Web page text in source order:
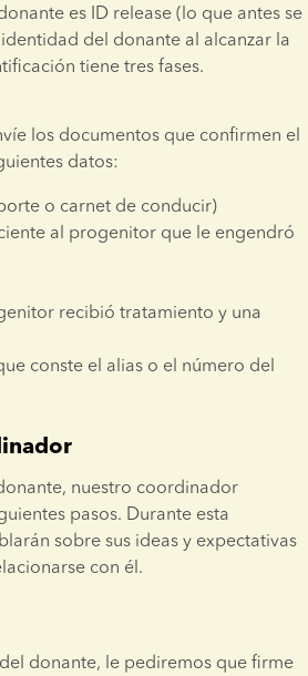
es ID release (lo que antes se
del donante al alcanzar la
tiene tres fases.
los documentos que confirmen el
datos:
o carnet de conducir)
al progenitor que le engendró
recibió tratamiento y una
conste el alias o el número del
nuestro coordinador
pasos. Durante esta
sobre sus ideas y expectativas
con él.
donante, le pediremos que firme